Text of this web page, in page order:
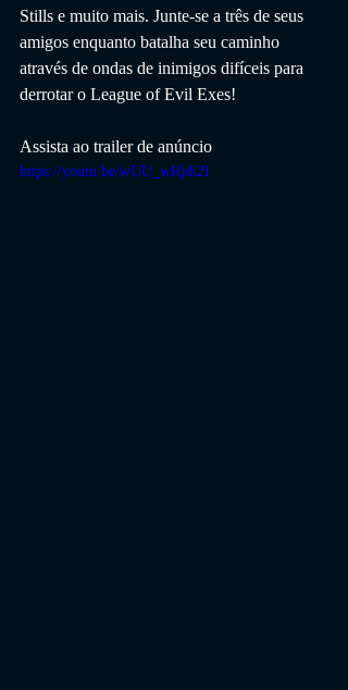
Stills e muito mais. Junte-se a três de seus
amigos enquanto batalha seu caminho
através de ondas de inimigos difíceis para
derrotar o League of Evil Exes!
Assista ao trailer de anúncio
https://youtu.be/wUU_wRjdi2I